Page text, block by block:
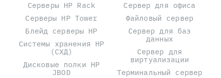
Серверы HP Rack
Серверы HP Tower
Блейд серверы HP
Системы хранения HP
(СХД)
Дисковые полки HP
JBOD
Сервер для офиса
Файловый сервер
Сервер для баз
данных
Сервер для
виртуализации
Терминальный сервер